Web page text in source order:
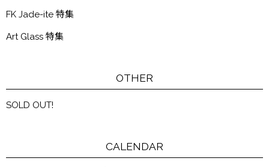
FK Jade-ite 特集
Art Glass 特集
OTHER
SOLD OUT!
CALENDAR